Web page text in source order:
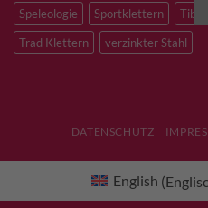
Speleologie
Sportklettern
Trad Klettern
verzinkter Stahl
DATENSCHUTZ
English (